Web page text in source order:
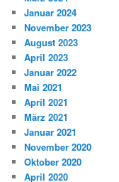
Januar 2024
November 2023
August 2023
April 2023
Januar 2022
Mai 2021
April 2021
März 2021
Januar 2021
November 2020
Oktober 2020
April 2020